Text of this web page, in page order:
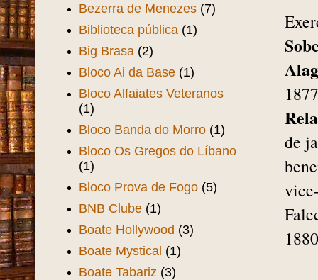
de
Bezerra de Menezes (7)
Biblioteca pública (1)
Big Brasa (2)
Bloco Ai da Base (1)
Bloco Alfaiates Veteranos
(1)
Bloco Banda do Morro (1)
Bloco Os Gregos do Líbano
(1)
Bloco Prova de Fogo (5)
BNB Clube (1)
Boate Hollywood (3)
Boate Mystical (1)
Boate Tabariz (3)